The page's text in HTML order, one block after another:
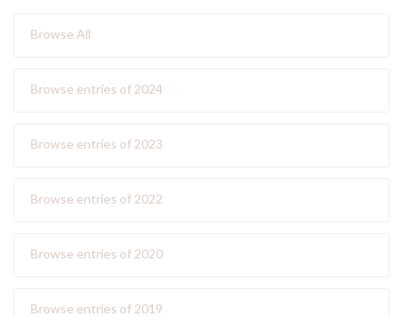
Browse All
Browse entries of 2024
Browse entries of 2023
Browse entries of 2022
Browse entries of 2020
Browse entries of 2019